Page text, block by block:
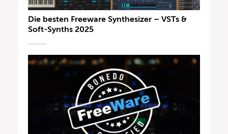
Die besten Freeware Synthesizer – VSTs &
Soft-Synths 2025